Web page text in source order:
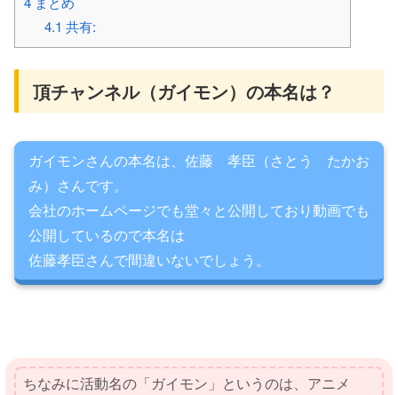
4.1 共有:
頂チャンネル（ガイモン）の本名は？
ガイモンさんの本名は、佐藤 孝臣（さとう たかお
み）さんです。
会社のホームページでも堂々と公開しており動画でも
公開しているので本名は
佐藤孝臣さんで間違いないでしょう。
ちなみに活動名の「ガイモン」というのは、アニメ